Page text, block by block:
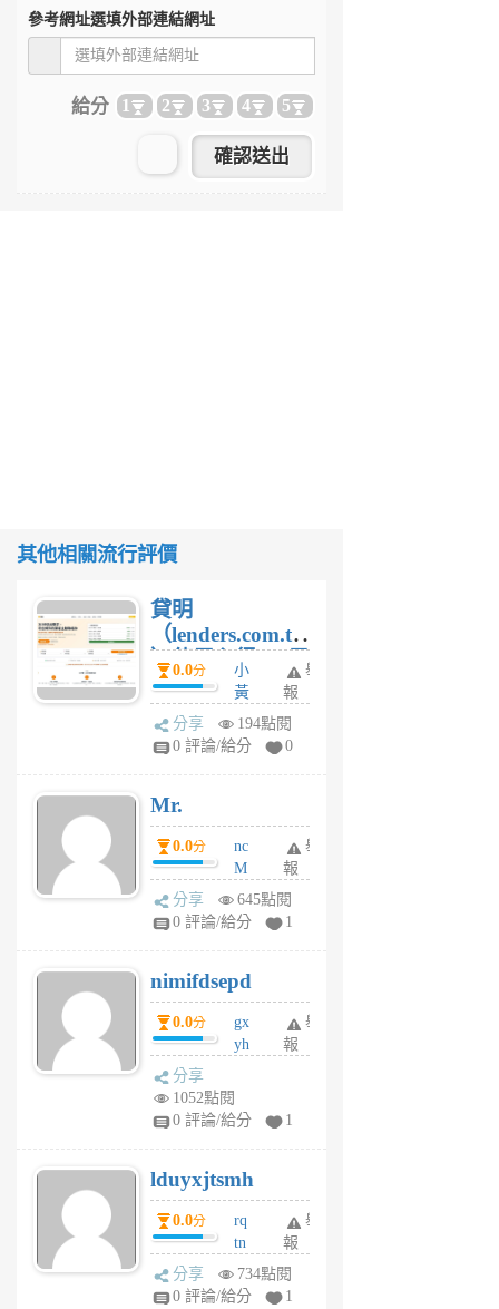
參考網址選填外部連結網址
給分 1 2 3 4 5
其他相關流行評價
貸明
（lenders.com.tw
）使用心得 — 民
間貸款比較平台
體驗
0.0分
小
黃
蜂
1
舉
報
分享
194點閱
0 評論/給分
0
Mr.
0.0分
nc
M
U
F
U
5
個
月
舉
報
分享
645點閱
0 評論/給分
1
nimifdsepd
0.0分
gx
yh
jl
月
前
舉
報
分享
1052點閱
0 評論/給分
1
lduyxjtsmh
0.0分
rq
tn
jt
gl
舉
報
分享
734點閱
0 評論/給分
1